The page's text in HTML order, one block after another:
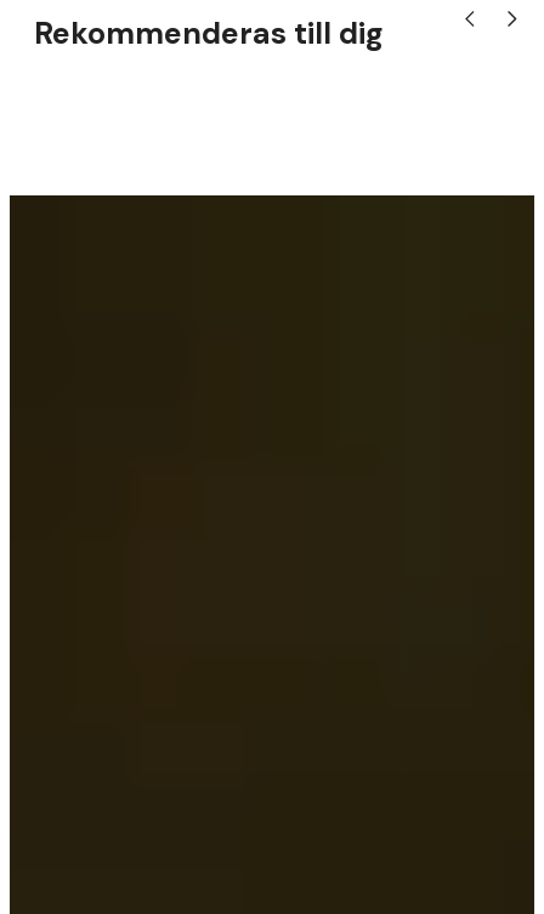
Rekommenderas till dig Visa tidigare
Visa